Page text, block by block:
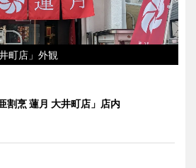
町店」外観
割烹 蓮月 大井町店」店内